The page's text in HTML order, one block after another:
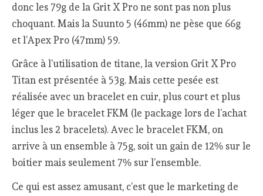
donc les 79g de la Grit X Pro ne sont pas non plus
choquant. Mais la Suunto 5 (46mm) ne pèse que 66g
et l’Apex Pro (47mm) 59.
Grâce à l’utilisation de titane, la version Grit X Pro
Titan est présentée à 53g. Mais cette pesée est
réalisée avec un bracelet en cuir, plus court et plus
léger que le bracelet FKM (le package lors de l’achat
inclus les 2 bracelets). Avec le bracelet FKM, on
arrive à un ensemble à 75g, soit un gain de 12% sur le
boitier mais seulement 7% sur l’ensemble.
Ce qui est assez amusant, c’est que le marketing de